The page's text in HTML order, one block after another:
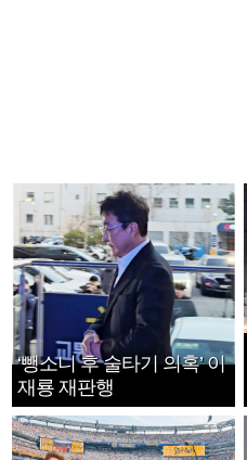
‘뺑소니 후 술타기 의혹’ 이
재룡 재판행